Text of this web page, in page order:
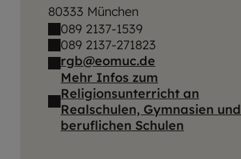
80333 München
089 2137-1539
089 2137-271823
rgb@eomuc.de
Mehr Infos zum
Religionsunterricht an
Realschulen, Gymnasien und
beruflichen Schulen